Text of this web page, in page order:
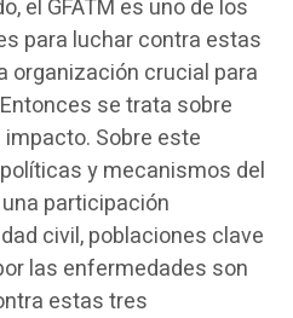
el GFATM es uno de los
para luchar contra estas
organización crucial para
se trata sobre
Sobre este
y mecanismos del
participación
civil, poblaciones clave
las enfermedades son
estas tres